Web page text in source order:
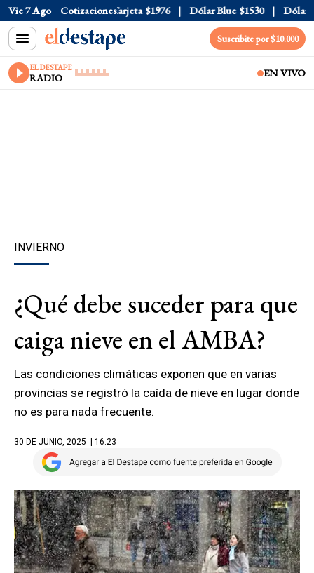
Vie 7 Ago Cotizaciones
$1520 Dólar Tarjeta $1976 Dólar Blue $1530 Dólar CCL
Suscribite por $10.000
EL DESTAPE
RADIO EN VIVO
INVIERNO
¿Qué debe suceder para que
caiga nieve en el AMBA?
Las condiciones climáticas exponen que en varias
provincias se registró la caída de nieve en lugar donde
no es para nada frecuente.
30 DE JUNIO, 2025 | 16.23